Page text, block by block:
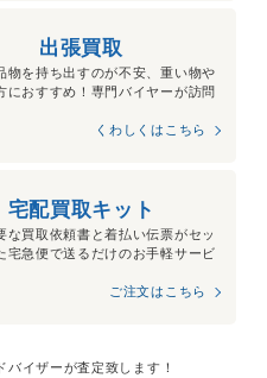
出張買取
物を持ち出すのが不安、重い物や
におすすめ！専門バイヤーが訪問
くわしくはこちら
宅配買取キット
な買取依頼書と着払い伝票がセッ
宅急便で送るだけのお手軽サービ
ご注文はこちら
イザーが査定致します！